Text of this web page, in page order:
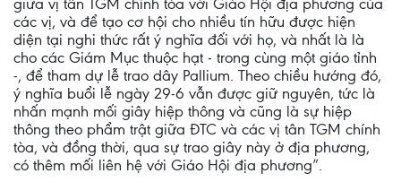
giữa vị tân TGM chính tòa với Giáo Hội địa phương của
các vị, và để tạo cơ hội cho nhiều tín hữu được hiện
diện tại nghi thức rất ý nghĩa đối với họ, và nhất là là
cho các Giám Mục thuộc hạt - trong cùng một giáo tỉnh
-, để tham dự lễ trao dây Pallium. Theo chiều hướng đó,
ý nghĩa buổi lễ ngày 29-6 vẫn được giữ nguyên, tức là
nhấn mạnh mối giây hiệp thông và cũng là sự hiệp
thông theo phẩm trật giữa ĐTC và các vị tân TGM chính
tòa, và đồng thời, qua sự trao giây này ở địa phương,
có thêm mối liên hệ với Giáo Hội địa phương”.